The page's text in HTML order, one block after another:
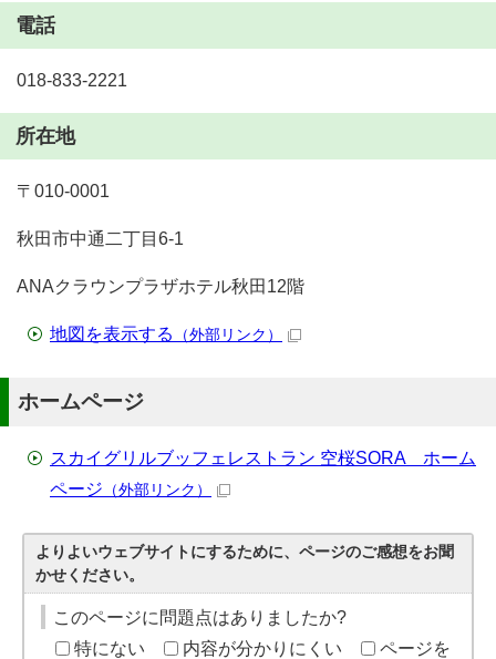
電話
018-833-2221
所在地
〒010-0001
秋田市中通二丁目6-1
ANAクラウンプラザホテル秋田12階
地図を表示する （外部リンク）
ホームページ
スカイグリルブッフェレストラン 空桜SORA ホーム
ページ （外部リンク）
よりよいウェブサイトにするために、ページのご感想をお聞
かせください。
このページに問題点はありましたか?
特にない
内容が分かりにくい
ページを